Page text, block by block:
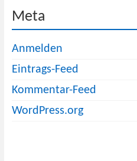
Meta
Anmelden
Eintrags-Feed
Kommentar-Feed
WordPress.org